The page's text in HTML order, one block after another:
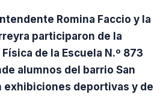
Romina Faccio y la
participaron de la
de la Escuela N.º 873
alumnos del barrio San
exhibiciones deportivas y de